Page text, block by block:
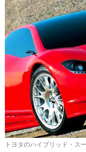
トヨタのハイブリッド・ス